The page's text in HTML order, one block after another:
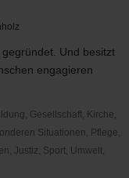
Und besitzt
engagieren
Gesellschaft, Kirche,
Situationen, Pflege,
Justiz, Sport, Umwelt,